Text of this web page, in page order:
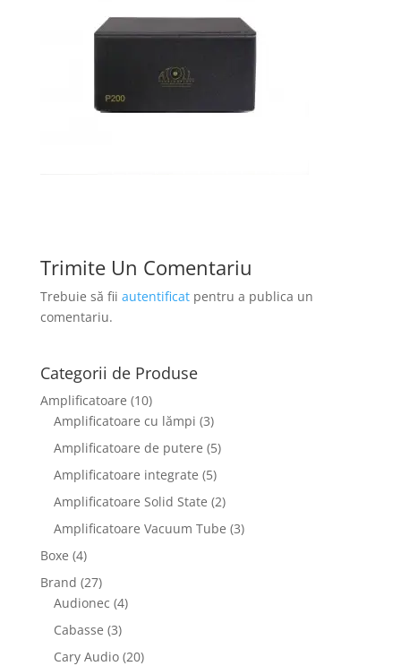
Trimite Un Comentariu
Trebuie să fii autentificatpentru a publica un
comentariu.
Categorii de Produse
Amplificatoare (10)
Amplificatoare cu lămpi (3)
Amplificatoare de putere (5)
Amplificatoare integrate (5)
Amplificatoare Solid State (2)
Amplificatoare Vacuum Tube (3)
Boxe (4)
Brand (27)
Audionec (4)
Cabasse (3)
Cary Audio (20)